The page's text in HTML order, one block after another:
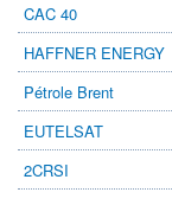
CAC 40
HAFFNER ENERGY
Pétrole Brent
EUTELSAT
2CRSI